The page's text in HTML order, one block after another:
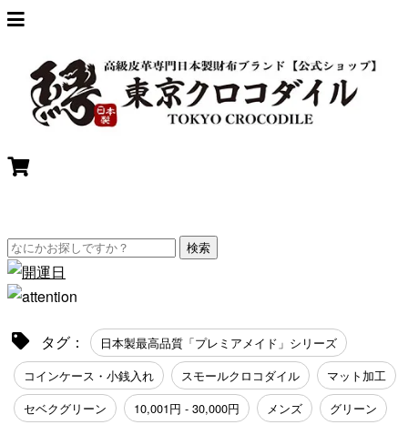
検索
タグ：
日本製最高品質「プレミアメイド」シリーズ
コインケース・小銭入れ
スモールクロコダイル
マット加工
セベクグリーン
10,001円 - 30,000円 メンズ グリーン